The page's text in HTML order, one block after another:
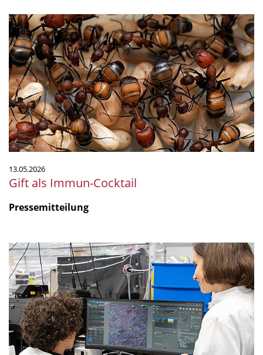
Gift
als
Immun-
Cocktail
13.05.2026
Gift als Immun-Cocktail
Pressemitteilung
"Are
non-
antibiotic
drugs
contributing
to
antimicrobial
resistance?"